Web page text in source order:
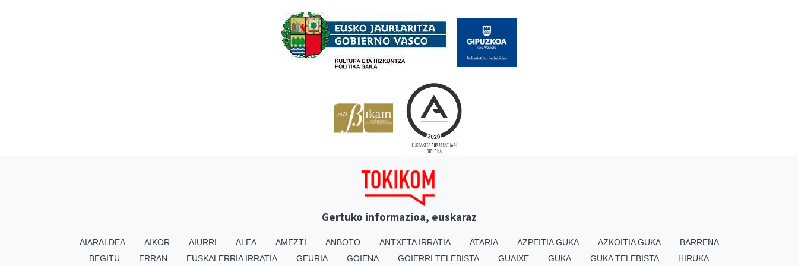
Gertuko informazioa, euskaraz
AIARALDEA AIKOR AIURRI ALEA AMEZTI ANBOTO ANTXETA IRRATIA ATARIA AZPEITIA GUKA AZKOITIA GUKA
BARRENA
BEGITU
ERRAN EUSKALERRIA IRRATIA GEURIA GOIENA GOIERRI TELEBISTA GUAIXE GUKA GUKA TELEBISTA HIRUKA